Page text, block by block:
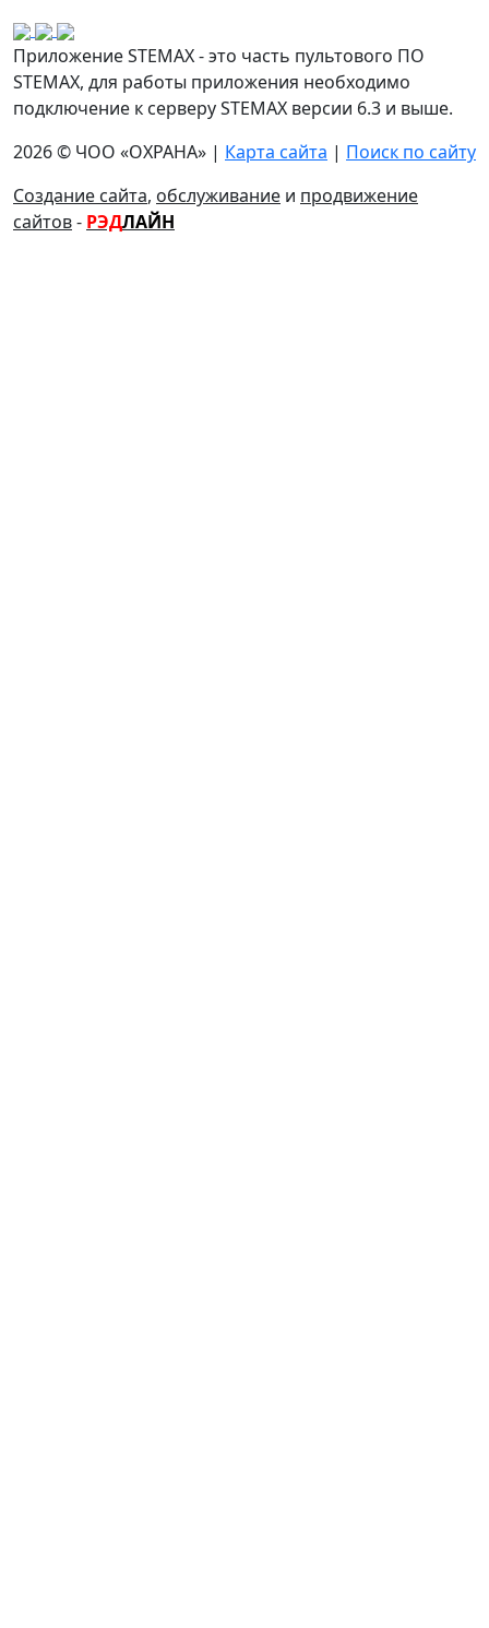
Приложение STEMAX - это часть пультового ПО
STEMAX, для работы приложения необходимо
подключение к серверу STEMAX версии 6.3 и выше.
2026 © ЧОО «ОХРАНА» | Карта сайта | Поиск по сайту
Создание сайта, обслуживание и продвижение
сайтов- РЭДЛАЙН